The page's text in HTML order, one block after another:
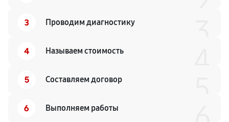
3 Проводим диагностику
4 Называем стоимость
5 Составляем договор
6 Выполняем работы